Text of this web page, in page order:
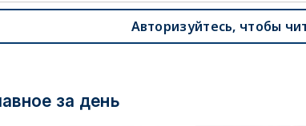
Авторизуйтесь, чтобы
за день